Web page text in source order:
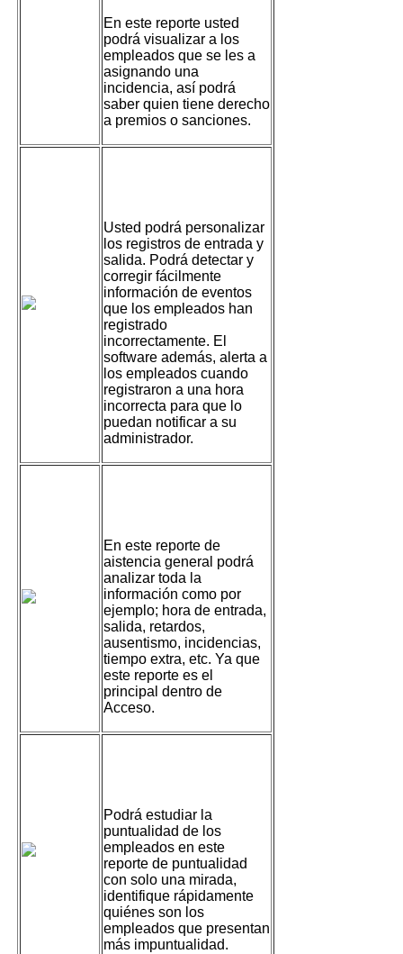
En este reporte usted
podrá visualizar a los
empleados que se les a
asignando una
incidencia, así podrá
saber quien tiene derecho
a premios o sanciones.
Usted podrá personalizar
los registros de entrada y
salida. Podrá detectar y
corregir fácilmente
información de eventos
que los empleados han
registrado
incorrectamente. El
software además, alerta a
los empleados cuando
registraron a una hora
incorrecta para que lo
puedan notificar a su
administrador.
En este reporte de
aistencia general podrá
analizar toda la
información como por
ejemplo; hora de entrada,
salida, retardos,
ausentismo, incidencias,
tiempo extra, etc. Ya que
este reporte es el
principal dentro de
Acceso.
Podrá estudiar la
puntualidad de los
empleados en este
reporte de puntualidad
con solo una mirada,
identifique rápidamente
quiénes son los
empleados que presentan
más impuntualidad.